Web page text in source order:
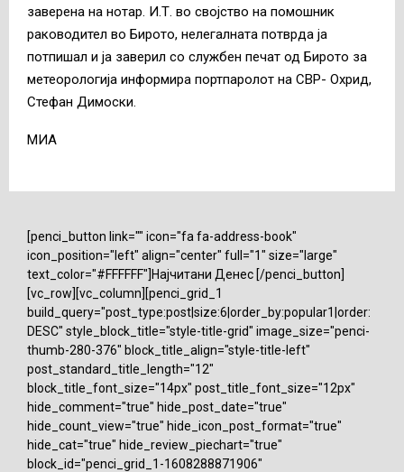
заверена на нотар. И.Т. во својство на помошник
раководител во Бирото, нелегалната потврда ја
потпишал и ја заверил со службен печат од Бирото за
метеорологија информира портпаролот на СВР- Охрид,
Стефан Димоски.
МИА
[penci_button link="" icon="fa fa-address-book"
icon_position="left" align="center" full="1" size="large"
text_color="#FFFFFF"]Најчитани Денес [/penci_button]
[vc_row][vc_column][penci_grid_1
build_query="post_type:post|size:6|order_by:popular1|order:
DESC" style_block_title="style-title-grid" image_size="penci-
thumb-280-376" block_title_align="style-title-left"
post_standard_title_length="12"
block_title_font_size="14px" post_title_font_size="12px"
hide_comment="true" hide_post_date="true"
hide_count_view="true" hide_icon_post_format="true"
hide_cat="true" hide_review_piechart="true"
block_id="penci_grid_1-1608288871906"